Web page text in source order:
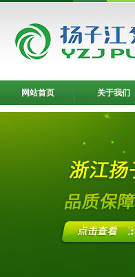
网站首页 关于我们